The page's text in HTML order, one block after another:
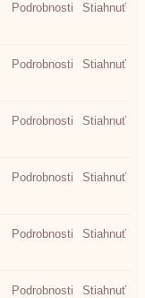
Stiahnuť
Podrobnosti
Stiahnuť
Podrobnosti
Stiahnuť
Podrobnosti
Stiahnuť
Podrobnosti
Stiahnuť
Podrobnosti
Stiahnuť
Podrobnosti